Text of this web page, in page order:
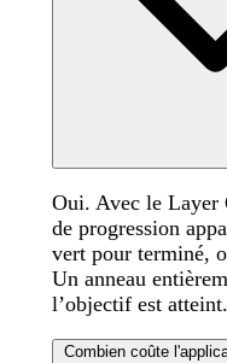
Oui. Avec le Layer
de progression
vert pour terminé,
Un anneau
l’objectif est atteint.
Combien coûte